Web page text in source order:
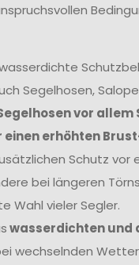
Segelhosen,
vor allem
erhöhten
Schutz vor
bei längeren
Wahl vieler Segler.
wasserdichten und
wechselnden